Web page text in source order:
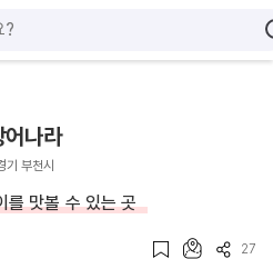
어나라
기 부천시
를 맛볼 수 있는 곳
27